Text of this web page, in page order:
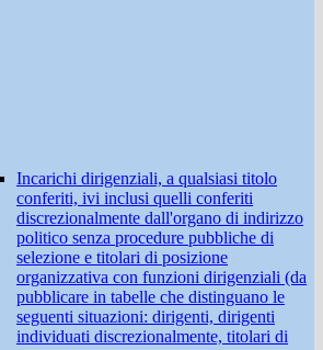
Incarichi dirigenziali, a qualsiasi titolo
conferiti, ivi inclusi quelli conferiti
discrezionalmente dall'organo di indirizzo
politico senza procedure pubbliche di
selezione e titolari di posizione
organizzativa con funzioni dirigenziali (da
pubblicare in tabelle che distinguano le
seguenti situazioni: dirigenti, dirigenti
individuati discrezionalmente, titolari di